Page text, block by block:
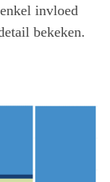
invloed
bekeken.